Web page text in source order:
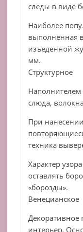
следы в виде
Наиболее
выполненная
изъеденной
мм.
Структурное
Наполнителем
слюда,
При
техника
Характер
оставлять
«борозды».
Венецианское
Декоративное
интерьер.